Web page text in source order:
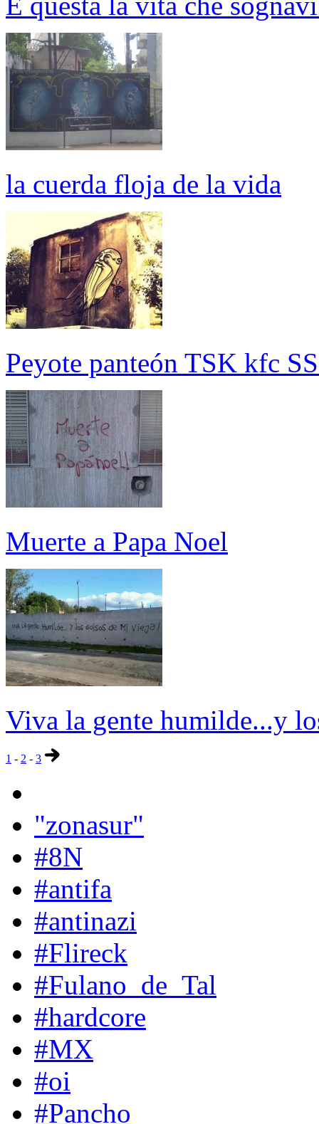
la cuerda floja de la vida
Peyote panteón TSK kfc
Muerte a Papa Noel
Viva la gente humilde...y
1 - 2 - 3
"zonasur"
#8N
#antifa
#antinazi
#Flireck
#Fulano_de_Tal
#hardcore
#MX
#oi
#Pancho